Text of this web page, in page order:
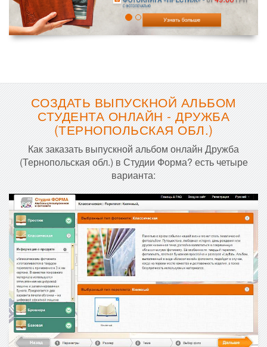
СОЗДАТЬ ВЫПУСКНОЙ АЛЬБОМ
СТУДЕНТА ОНЛАЙН - ДРУЖБА
(ТЕРНОПОЛЬСКАЯ ОБЛ.)
Как заказать выпускной альбом онлайн Дружба
(Тернопольская обл.) в Студии Форма? есть четыре
варианта: